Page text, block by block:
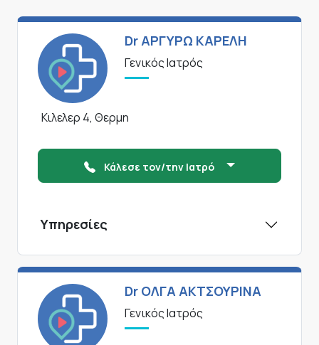
Dr ΑΡΓΥΡΩ ΚΑΡΕΛΗ
Γενικός Ιατρός
Κιλελερ 4, Θερμη
Κάλεσε τον/την Ιατρό
Υπηρεσίες
Dr ΟΛΓΑ ΑΚΤΣΟΥΡΙΝΑ
Γενικός Ιατρός